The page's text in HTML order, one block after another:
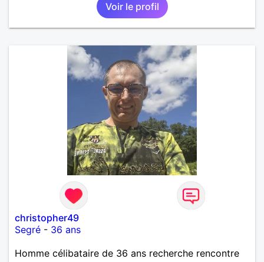
Voir le profil
christopher49
Segré - 36 ans
Homme célibataire de 36 ans recherche rencontre